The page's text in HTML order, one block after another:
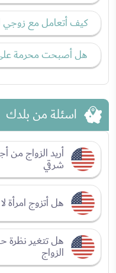
كيف أتعامل مع زوجي
هل أصبحت محرمة
اسئلة من بلدك
أريد الزواج من
شرقي
هل أتزوج امرأة
هل تتغير نظرة
الزواج